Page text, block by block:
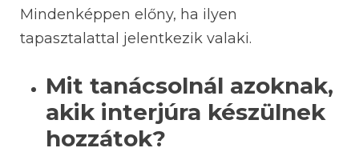
Mindenképpen előny, ha ilyen
tapasztalattal jelentkezik valaki.
Mit tanácsolnál azoknak,
akik interjúra készülnek
hozzátok?